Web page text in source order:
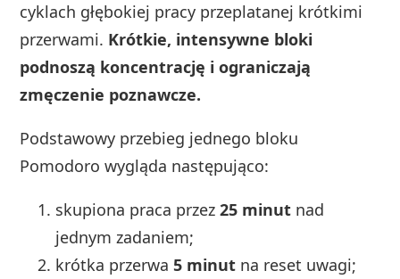
cyklach głębokiej pracy przeplatanej krótkimi
przerwami. Krótkie, intensywne bloki
podnoszą koncentrację i ograniczają
zmęczenie poznawcze.
Podstawowy przebieg jednego bloku
Pomodoro wygląda następująco:
skupiona praca przez25 minut nad
jednym zadaniem;
krótka przerwa5 minut na reset uwagi;